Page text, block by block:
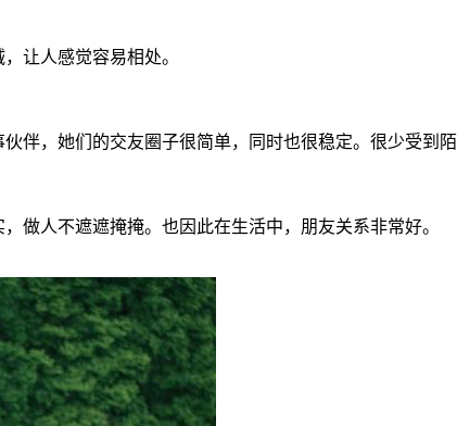
让人感觉容易相处。
，她们的交友圈子很简单，同时也很稳定。很少受到陌
做人不遮遮掩掩。也因此在生活中，朋友关系非常好。